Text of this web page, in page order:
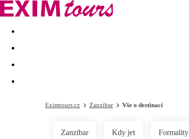
Akční nabídky Last minute
Eximtours.cz Zanzibar Vše o destinaci
Zanzibar Kdy jet Formality